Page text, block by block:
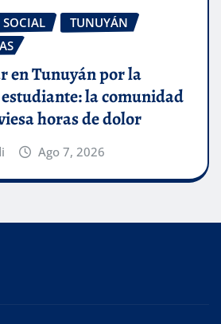
SOCIAL
TUNUYÁN
en Tunuyán por la
la comunidad
horas de dolor
Ago 7, 2026